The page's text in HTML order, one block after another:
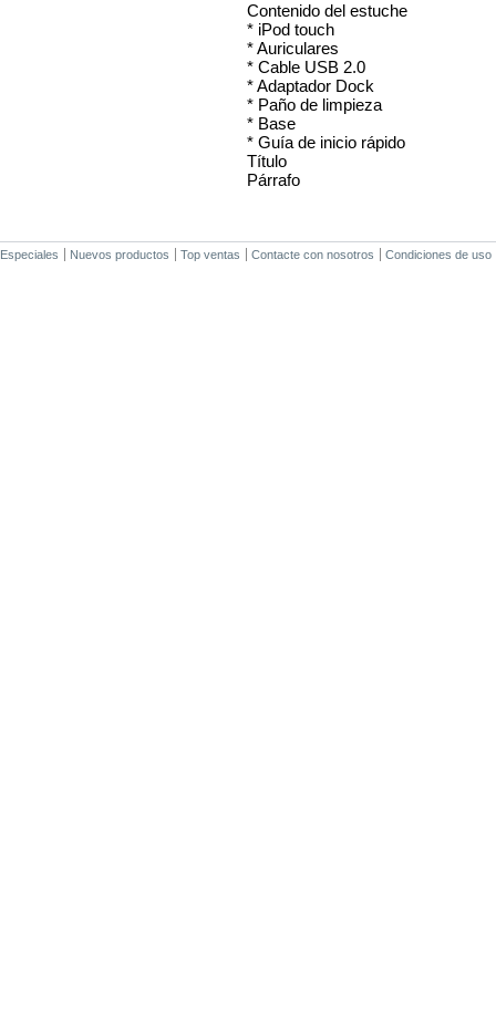
Contenido del estuche
* iPod touch
* Auriculares
* Cable USB 2.0
* Adaptador Dock
* Paño de limpieza
* Base
* Guía de inicio rápido
Título
Párrafo
Especiales Nuevos productos Top ventas Contacte con nosotros Condiciones de uso